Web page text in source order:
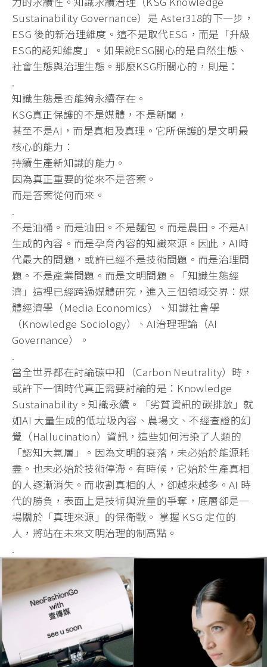
Sustainability Governance）是 Aster318的下一步，
ESG 後的新治理維度。這不是取代ESG，而是「升級
ESG的認知維度」。如果說ESG關心的是自然生態、
社會生態與治理生態。那麼KSG所關心的，則是：
.
知識生態是否能夠永續存在。
KSG真正保護的不是媒體，不是新聞，
甚至不是AI，而是真相及真理。它所保護的是文明最
核心的能力：
持續生產新知識的能力。
因為真正重要的從來不是答案。
而是答案從何而來。
.
不是油桶。而是油田。不是麵包。而是農田。不是AI
生成的內容。而是孕育內容的知識來源。因此，AI時
代最大的問題，或許已經不是技術問題。而是治理問
題。不是產業問題。而是文明問題。「知識生態經
濟」這裡已經跨過媒體研究，進入三個領域交界：媒
體經濟學（Media Economics）、知識社會學
（Knowledge Sociology）、AI治理理論（AI
Governance）。
.
當全世界都在討論碳中和（Carbon Neutrality）時，
或許下一個時代真正需要討論的是：Knowledge
Sustainability。知識永續。「劣質資訊的碳排放」就
如AI 大量生成的低垃圾內容、農場文、不經查證的幻
覺（Hallucination）資訊，這些如何污染了人類的
「認知大氣層」。因為文明的衰落，未必始於能源耗
盡。也未必始於技術停滯。有時候，它始於生產真相
的人逐漸消失。而收割真相的人，卻越來越多。AI 時
代的勝負，表面上是技術與流量的爭奪，底層卻是一
場關於「真理來源」的保衛戰。 掌握 KSG 定位的
人，將站在未來文明治理的制高點。
.